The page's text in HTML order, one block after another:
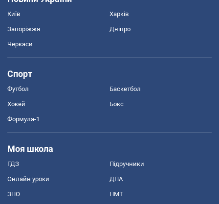
Київ Харків
Запоріжжя Дніпро
Черкаси
Спорт
Футбол Баскетбол
Хокей Бокс
Формула-1
Моя школа
ГДЗ Підручники
Онлайн уроки ДПА
ЗНО НМТ